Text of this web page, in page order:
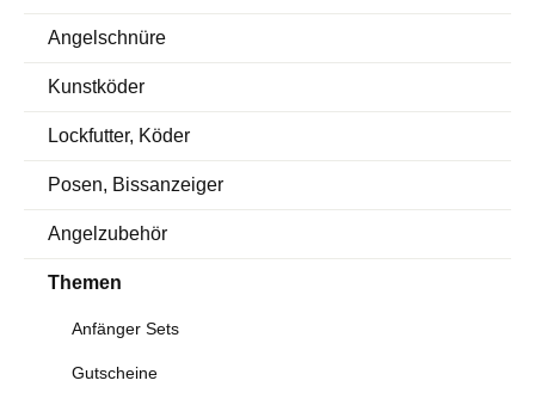
Angelschnüre
Kunstköder
Lockfutter, Köder
Posen, Bissanzeiger
Angelzubehör
Themen
Anfänger Sets
Gutscheine